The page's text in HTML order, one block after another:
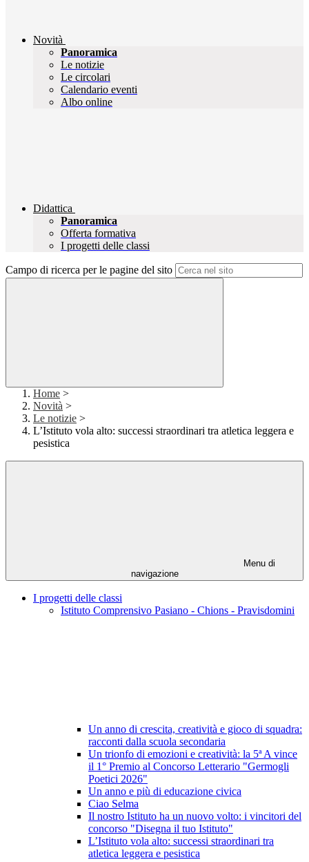
Novità
Panoramica
Le notizie
Le circolari
Calendario eventi
Albo online
Didattica
Panoramica
Offerta formativa
I progetti delle classi
Campo di ricerca per le pagine del sito
Home >
Novità >
Le notizie >
L’Istituto vola alto: successi straordinari tra atletica leggera e
pesistica
Menu di
navigazione
I progetti delle classi
Istituto Comprensivo Pasiano - Chions - Pravisdomini
Un anno di crescita, creatività e gioco di squadra:
racconti dalla scuola secondaria
Un trionfo di emozioni e creatività: la 5ª A vince
il 1° Premio al Concorso Letterario "Germogli
Poetici 2026"
Un anno e più di educazione civica
Ciao Selma
Il nostro Istituto ha un nuovo volto: i vincitori del
concorso "Disegna il tuo Istituto"
L’Istituto vola alto: successi straordinari tra
atletica leggera e pesistica